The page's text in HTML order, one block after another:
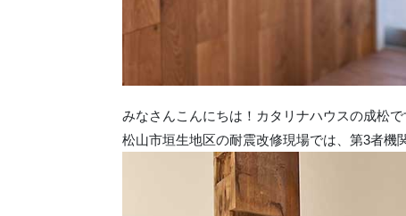
みなさんこんにちは！カタリナハウスの成松で
松山市垣生地区の耐震改修現場では、第3者機